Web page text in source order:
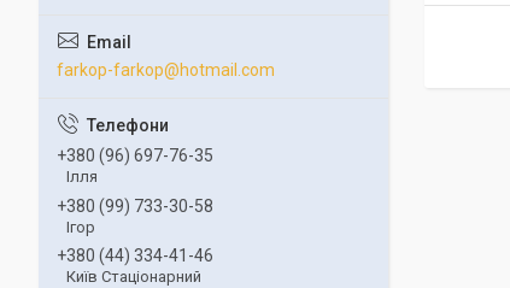
farkop-farkop@hotmail.com
+380 (96) 697-76-35
Ілля
+380 (99) 733-30-58
Ігор
+380 (44) 334-41-46
Київ Стаціонарний